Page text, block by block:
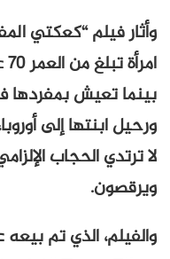
وأثار فيلم “كعكتي
بينما تعيش بمفردها
ورحيل ابنتها إلى
لا ترتدي الحجاب
ويرقصون.
والفيلم، الذي تم